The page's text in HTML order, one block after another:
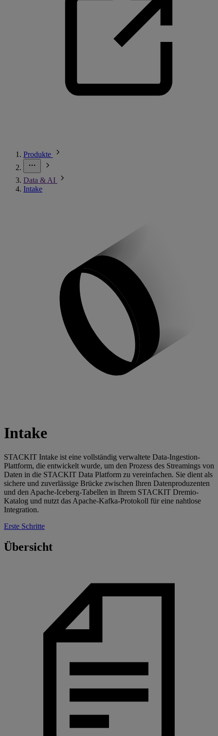
Produkte
Data & AI
Intake
Intake
STACKIT Intake ist eine vollständig verwaltete Data-Ingestion-
Plattform, die entwickelt wurde, um den Prozess des Streamings von
Daten in die STACKIT Data Platform zu vereinfachen. Sie dient als
sichere und zuverlässige Brücke zwischen Ihren Datenproduzenten
und den Apache-Iceberg-Tabellen in Ihrem STACKIT Dremio-
Katalog und nutzt das Apache-Kafka-Protokoll für eine nahtlose
Integration.
Erste Schritte
Übersicht